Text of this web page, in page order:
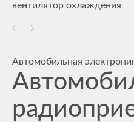
вентилятор охлаждения
Автомобильная